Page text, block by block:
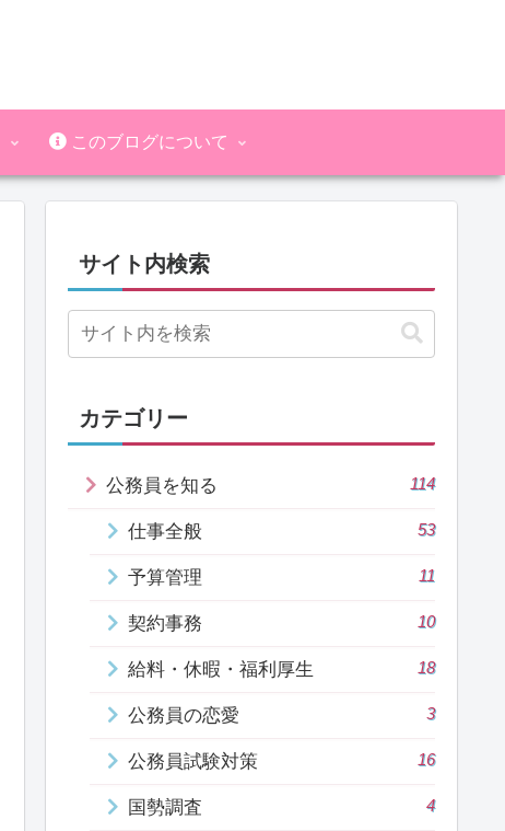
このブログについて
サイト内検索
カテゴリー
公務員を知る 114
仕事全般 53
予算管理 11
契約事務 10
給料・休暇・福利厚生 18
公務員の恋愛 3
公務員試験対策 16
国勢調査 4